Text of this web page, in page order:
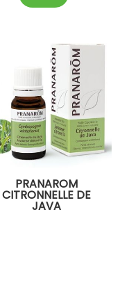
PRANAROM
CITRONNELLE DE
JAVA